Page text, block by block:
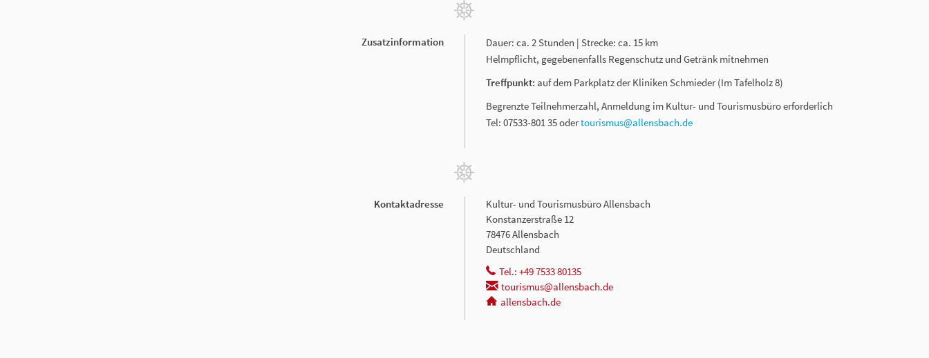
Zusatzinformation
Dauer: ca. 2 Stunden | Strecke: ca. 15 km
Helmpflicht, gegebenenfalls Regenschutz und Getränk mitnehmen
Treffpunkt: auf dem Parkplatz der Kliniken Schmieder (Im Tafelholz 8)
Begrenzte Teilnehmerzahl, Anmeldung im Kultur- und Tourismusbüro erforderlich
Tel: 07533-801 35 odertourismus@allensbach.de
Kontaktadresse
Kultur- und Tourismusbüro Allensbach
Konstanzerstraße 12
78476 Allensbach
Deutschland
Tel.: +49 7533 80135
tourismus@allensbach.de
allensbach.de